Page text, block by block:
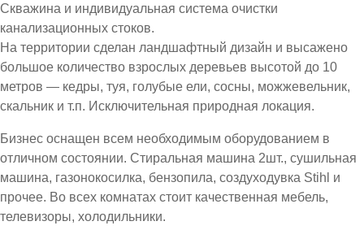
Скважина и индивидуальная система очистки
канализационных стоков.
На территории сделан ландшафтный дизайн и высажено
большое количество взрослых деревьев высотой до 10
метров — кедры, туя, голубые ели, сосны, можжевельник,
скальник и т.п. Исключительная природная локация.
Бизнес оснащен всем необходимым оборудованием в
отличном состоянии. Стиральная машина 2шт., сушильная
машина, газонокосилка, бензопила, создуходувка Stihl и
прочее. Во всех комнатах стоит качественная мебель,
телевизоры, холодильники.